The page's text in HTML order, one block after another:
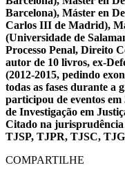
Barcelona), Máster en
Carlos III de Madrid),
(Universidade de
Processo Penal, Direito
autor de 10 livros, ex-
(2012-2015, pedindo
todas as fases durante a
participou de eventos
de Investigação em
Citado na
TJSP, TJPR, TJSC,
COMPARTILHE